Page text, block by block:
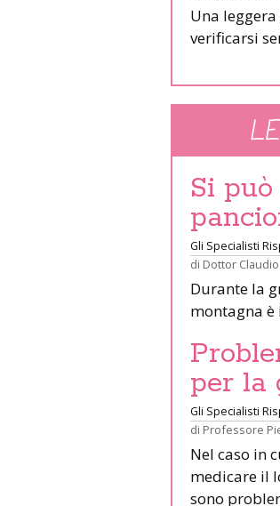
Una
verificarsi
Si
Gli Specialisti
di Dottor
Durante la
montagna
per la
Gli Specialisti
di Professore
Nel caso in
medicare il
sono